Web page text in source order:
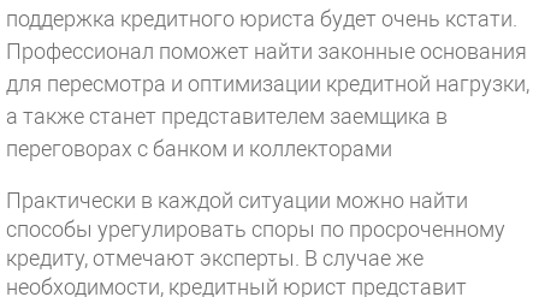
поддержка кредитного юриста будет очень кстати.
Профессионал поможет найти законные основания
для пересмотра и оптимизации кредитной нагрузки,
а также станет представителем заемщика в
переговорах с банком и коллекторами
Практически в каждой ситуации можно найти
способы урегулировать споры по просроченному
кредиту, отмечают эксперты. В случае же
необходимости, кредитный юрист представит